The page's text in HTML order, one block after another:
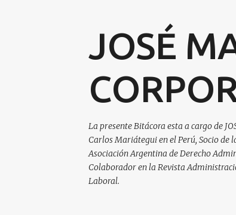
JOSÉ
La presente Bitácora esta a cargo de
Carlos Mariátegui en el Perú, Socio de
Asociación Argentina de Derecho
Colaborador en la Revista
Laboral.